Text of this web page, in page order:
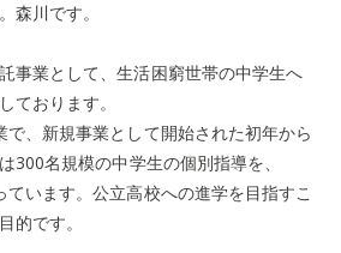
森川です。
事業として、生活困窮世帯の中学生へ
ております。
、新規事業として開始された初年から
300名規模の中学生の個別指導を、
います。公立高校への進学を目指すこ
的です。